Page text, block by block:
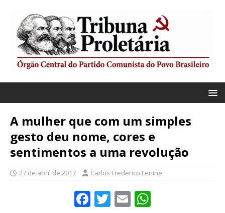
A mulher que com um simples
gesto deu nome, cores e
sentimentos a uma revolução
27 de abril de 2017 Carlos Frederico Lenine
F T E